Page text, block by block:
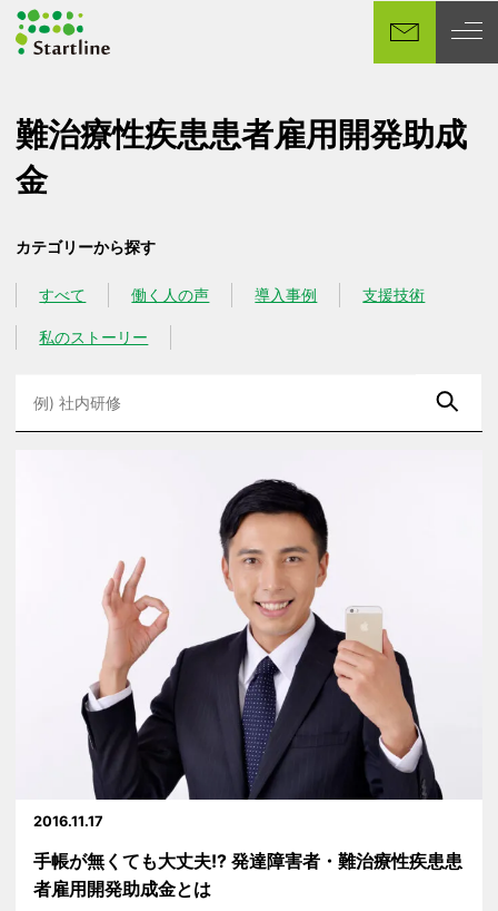
イ
テ
ン
難治療性疾患患者雇用開発助成
金
カテゴリーから探す
カテゴリー
すべて
カテゴリー
働く人の声
カテゴリー
導入事例
カテゴリー
支援技術
カテゴリー
私のストーリー
2016.11.17
手帳が無くても大丈夫!? 発達障害者・難治療性疾患患
者雇用開発助成金とは